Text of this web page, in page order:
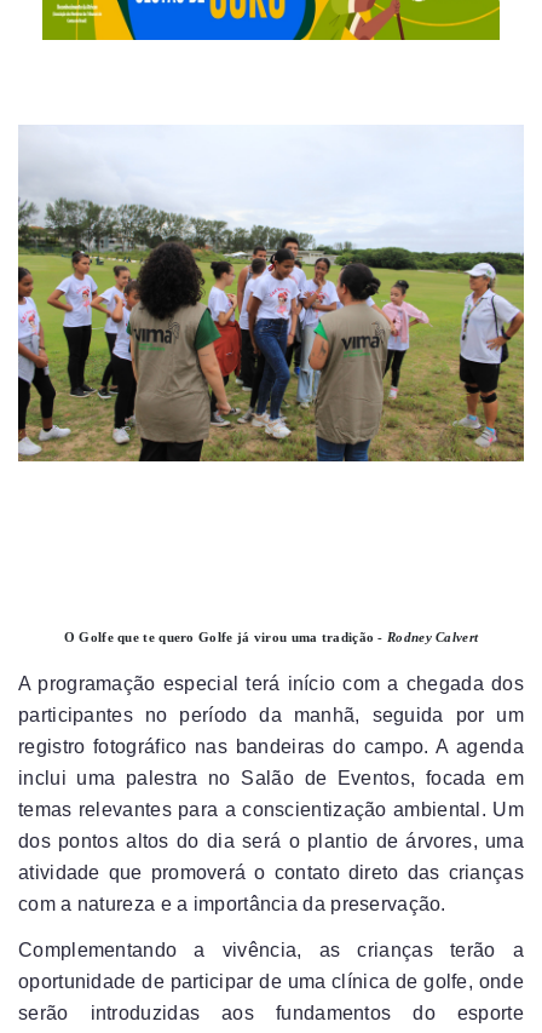
O Golfe que te quero Golfe já virou uma tradição - Rodney Calvert
A programação especial terá início com a chegada dos
participantes no período da manhã, seguida por um
registro fotográfico nas bandeiras do campo. A agenda
inclui uma palestra no Salão de Eventos, focada em
temas relevantes para a conscientização ambiental. Um
dos pontos altos do dia será o plantio de árvores, uma
atividade que promoverá o contato direto das crianças
com a natureza e a importância da preservação.
Complementando a vivência, as crianças terão a
oportunidade de participar de uma clínica de golfe, onde
serão introduzidas aos fundamentos do esporte